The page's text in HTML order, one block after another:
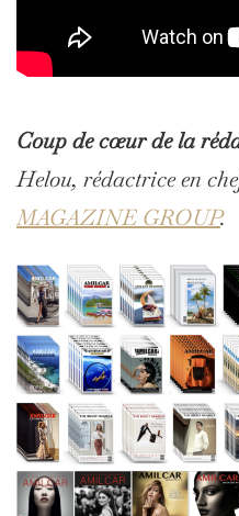
Coup de cœur de la
Helou, rédactrice en
MAGAZINE GROUP.